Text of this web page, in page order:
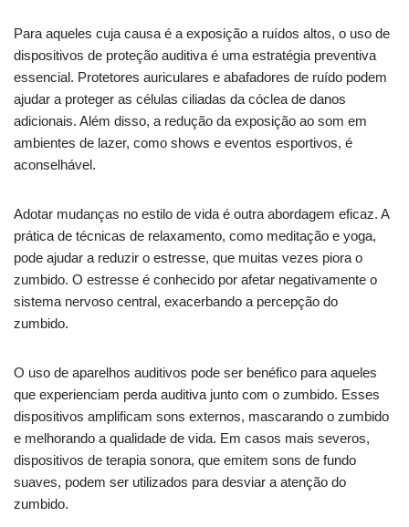
Para aqueles cuja causa é a exposição a ruídos altos, o uso de
dispositivos de proteção auditiva é uma estratégia preventiva
essencial. Protetores auriculares e abafadores de ruído podem
ajudar a proteger as células ciliadas da cóclea de danos
adicionais. Além disso, a redução da exposição ao som em
ambientes de lazer, como shows e eventos esportivos, é
aconselhável.
Adotar mudanças no estilo de vida é outra abordagem eficaz. A
prática de técnicas de relaxamento, como meditação e yoga,
pode ajudar a reduzir o estresse, que muitas vezes piora o
zumbido. O estresse é conhecido por afetar negativamente o
sistema nervoso central, exacerbando a percepção do
zumbido.
O uso de aparelhos auditivos pode ser benéfico para aqueles
que experienciam perda auditiva junto com o zumbido. Esses
dispositivos amplificam sons externos, mascarando o zumbido
e melhorando a qualidade de vida. Em casos mais severos,
dispositivos de terapia sonora, que emitem sons de fundo
suaves, podem ser utilizados para desviar a atenção do
zumbido.